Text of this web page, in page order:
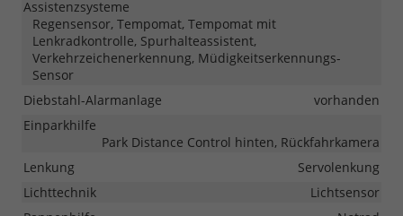
Assistenzsysteme
Regensensor, Tempomat, Tempomat mit
Lenkradkontrolle, Spurhalteassistent,
Verkehrzeichenerkennung, Müdigkeitserkennungs-
Sensor
Diebstahl-Alarmanlage
vorhanden
Einparkhilfe
Park Distance Control hinten, Rückfahrkamera
Lenkung
Servolenkung
Lichttechnik
Lichtsensor